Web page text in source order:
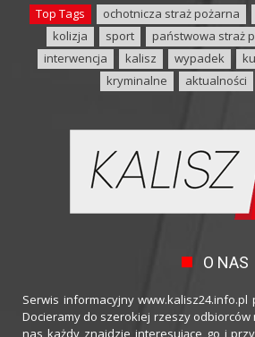
Top Tags ochotnicza straż pożarna
kolizja
sport państwowa straż
interwencja
kalisz wypadek
kryminalne
aktualności
O NAS
Serwis informacyjny www.kalisz24.info.pl
Docieramy do szerokiej rzeszy
nas każdy znajdzie interesujące go i